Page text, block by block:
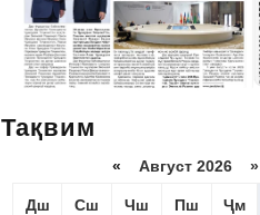
Тақвим
« Август 2026 »
Дш Сш Чш Пш Ҷм